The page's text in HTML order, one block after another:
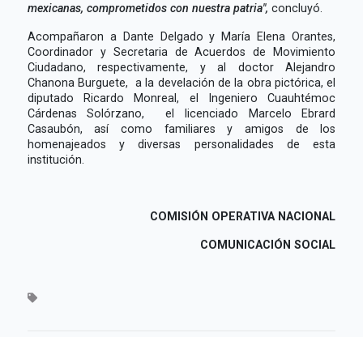
mexicanas, comprometidos con nuestra patria", concluyó.
Acompañaron a Dante Delgado y María Elena Orantes,
Coordinador y Secretaria de Acuerdos de Movimiento
Ciudadano, respectivamente, y al doctor Alejandro
Chanona Burguete, a la develación de la obra pictórica, el
diputado Ricardo Monreal, el Ingeniero Cuauhtémoc
Cárdenas Solórzano, el licenciado Marcelo Ebrard
Casaubón, así como familiares y amigos de los
homenajeados y diversas personalidades de esta
institución.
COMISIÓN OPERATIVA NACIONAL
COMUNICACIÓN SOCIAL